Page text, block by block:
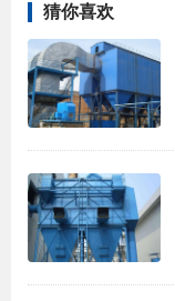
猜你喜欢